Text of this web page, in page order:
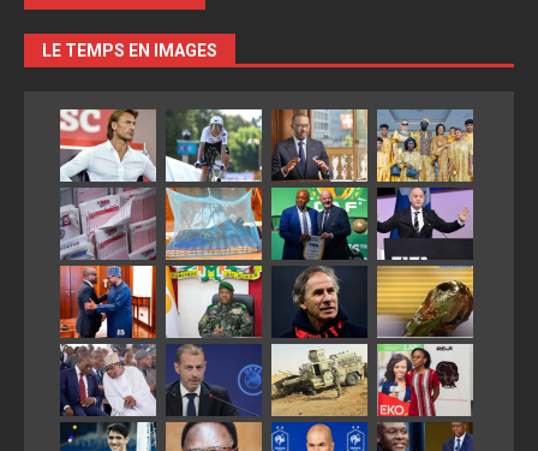
LE TEMPS EN IMAGES